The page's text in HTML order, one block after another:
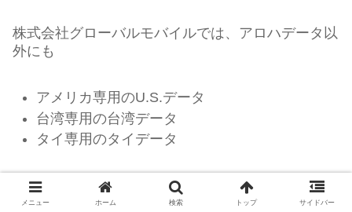
株式会社グローバルモバイルでは、アロハデータ以
外にも
アメリカ専用のU.S.データ
台湾専用の台湾データ
タイ専用のタイデータ
など渡航先別に専門の商標 でレンタルWi-Fiを運営
しています。
メニュー ホーム 検索 トップ サイドバー